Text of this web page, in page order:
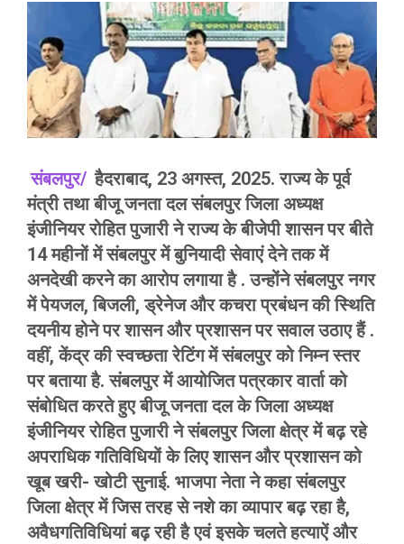
संबलपुर/ हैदराबाद, 23 अगस्त, 2025. राज्य के पूर्व
मंत्री तथा बीजू जनता दल संबलपुर जिला अध्यक्ष
इंजीनियर रोहित पुजारी ने राज्य के बीजेपी शासन पर बीते
14 महीनों में संबलपुर में बुनियादी सेवाएं देने तक में
अनदेखी करने का आरोप लगाया है . उन्होंने संबलपुर नगर
में पेयजल, बिजली, ड्रेनेज और कचरा प्रबंधन की स्थिति
दयनीय होने पर शासन और प्रशासन पर सवाल उठाए हैं .
वहीं, केंद्र की स्वच्छता रेटिंग में संबलपुर को निम्न स्तर
पर बताया है. संबलपुर में आयोजित पत्रकार वार्ता को
संबोधित करते हुए बीजू जनता दल के जिला अध्यक्ष
इंजीनियर रोहित पुजारी ने संबलपुर जिला क्षेत्र में बढ़ रहे
अपराधिक गतिविधियों के लिए शासन और प्रशासन को
खूब खरी- खोटी सुनाई. भाजपा नेता ने कहा संबलपुर
जिला क्षेत्र में जिस तरह से नशे का व्यापार बढ़ रहा है,
अवैधगतिविधियां बढ़ रही है एवं इसके चलते हत्याऐं और